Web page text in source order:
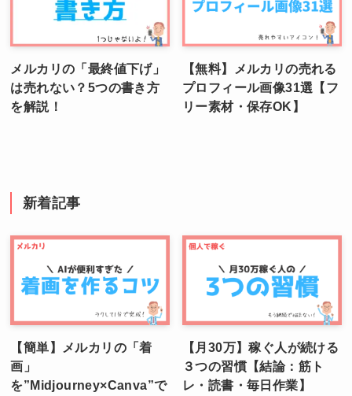
メルカリの「最終値下げ」
は売れない？5つの書き方
を解説！
【無料】メルカリの売れる
プロフィール画像31選【フ
リー素材・保存OK】
新着記事
【簡単】メルカリの「着
画」
を”Midjourney×Canva”で
【月30万】稼ぐ人が続ける
３つの習慣【結論：筋ト
レ・読書・毎日作業】